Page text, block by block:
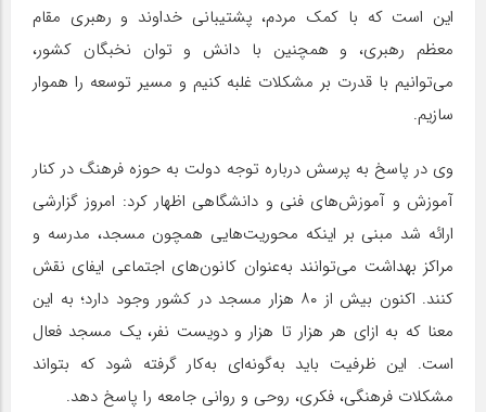
این است که با کمک مردم، پشتیبانی خداوند و رهبری مقام
معظم رهبری، و همچنین با دانش و توان نخبگان کشور،
می‌توانیم با قدرت بر مشکلات غلبه کنیم و مسیر توسعه را هموار
سازیم.
وی در پاسخ به پرسش درباره توجه دولت به حوزه فرهنگ در کنار
آموزش و آموزش‌های فنی و دانشگاهی اظهار کرد: امروز گزارشی
ارائه شد مبنی بر اینکه محوریت‌هایی همچون مسجد، مدرسه و
مراکز بهداشت می‌توانند به‌عنوان کانون‌های اجتماعی ایفای نقش
کنند. اکنون بیش از ۸۰ هزار مسجد در کشور وجود دارد؛ به این
معنا که به ازای هر هزار تا هزار و دویست نفر، یک مسجد فعال
است. این ظرفیت باید به‌گونه‌ای به‌کار گرفته شود که بتواند
مشکلات فرهنگی، فکری، روحی و روانی جامعه را پاسخ دهد.